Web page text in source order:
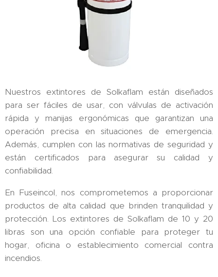
Nuestros extintores de Solkaflam están diseñados
para ser fáciles de usar, con válvulas de activación
rápida y manijas ergonómicas que garantizan una
operación precisa en situaciones de emergencia.
Además, cumplen con las normativas de seguridad y
están certificados para asegurar su calidad y
confiabilidad.
En Fuseincol, nos comprometemos a proporcionar
productos de alta calidad que brinden tranquilidad y
protección. Los extintores de Solkaflam de 10 y 20
libras son una opción confiable para proteger tu
hogar, oficina o establecimiento comercial contra
incendios.